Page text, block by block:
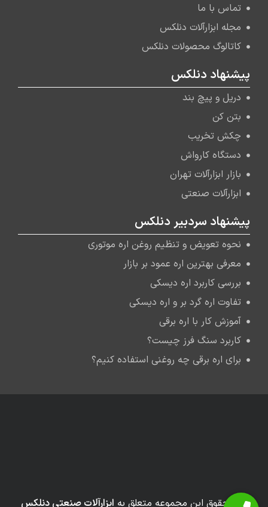
تماس با ما
مجله ابزارآلات دنلکس
کاتالوگ محصولات دنلکس
پیشنهاد دنلکس
دریل و پیچ بند
بتن کن
چکش تخریب
دستگاه کارواش
بازار ابزارآلات تهران
ابزارآلات صنعتی
پیشنهاد سردبیر دنلکس
نحوه تعویض و تنظیم روغن اره موتوری
معرفی بهترین اره عمود بر بازار
بررسی کاربرد اره دیسکی
تفاوت اره گرد بر و اره دیسکی
آموزش کار با اره برقی
کاربرد سنگ فرز چیست؟
برای اره برقی چه روغنی استفاده کنیم؟
کلیه حقوق این مجموعه متعلق به ابزارآلات صنعتی دنلکس